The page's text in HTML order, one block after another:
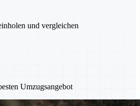
und vergleichen
Umzugsangebot